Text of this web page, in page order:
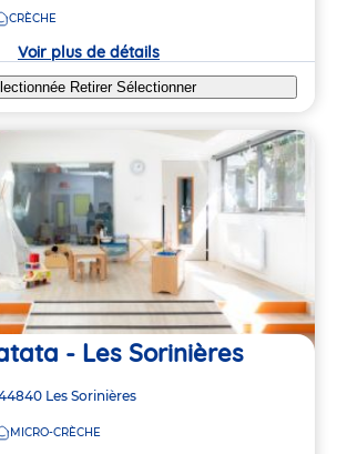
CRÈCHE
Voir plus de détails
Retirer Sélectionner
- Les Sorinières
Les Sorinières
MICRO-CRÈCHE